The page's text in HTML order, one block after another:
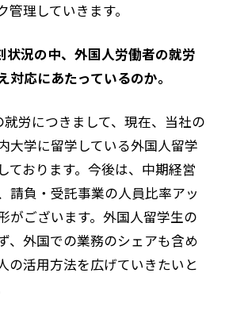
管理していきます。
状況の中、外国人労働者の就労
対応にあたっているのか。
労につきまして、現在、当社の
大学に留学している外国人留学
ております。今後は、中期経営
請負・受託事業の人員比率アッ
がございます。外国人留学生の
、外国での業務のシェアも含め
の活用方法を広げていきたいと